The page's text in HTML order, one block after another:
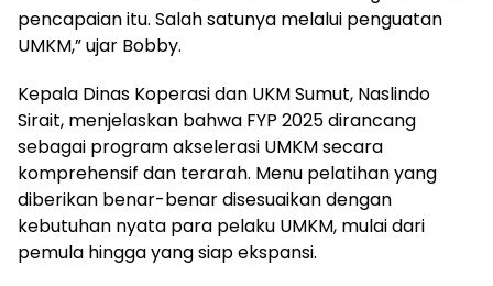
pencapaian itu. Salah satunya melalui penguatan
UMKM,” ujar Bobby.
Kepala Dinas Koperasi dan UKM Sumut, Naslindo
Sirait, menjelaskan bahwa FYP 2025 dirancang
sebagai program akselerasi UMKM secara
komprehensif dan terarah. Menu pelatihan yang
diberikan benar-benar disesuaikan dengan
kebutuhan nyata para pelaku UMKM, mulai dari
pemula hingga yang siap ekspansi.